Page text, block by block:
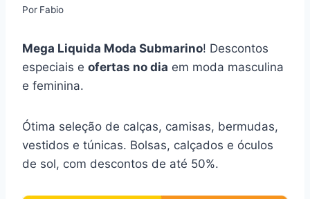
Por Fabio
Mega Liquida Moda Submarino! Descontos
especiais e ofertas no dia em moda masculina
e feminina.
Ótima seleção de calças, camisas, bermudas,
vestidos e túnicas. Bolsas, calçados e óculos
de sol, com descontos de até 50%.